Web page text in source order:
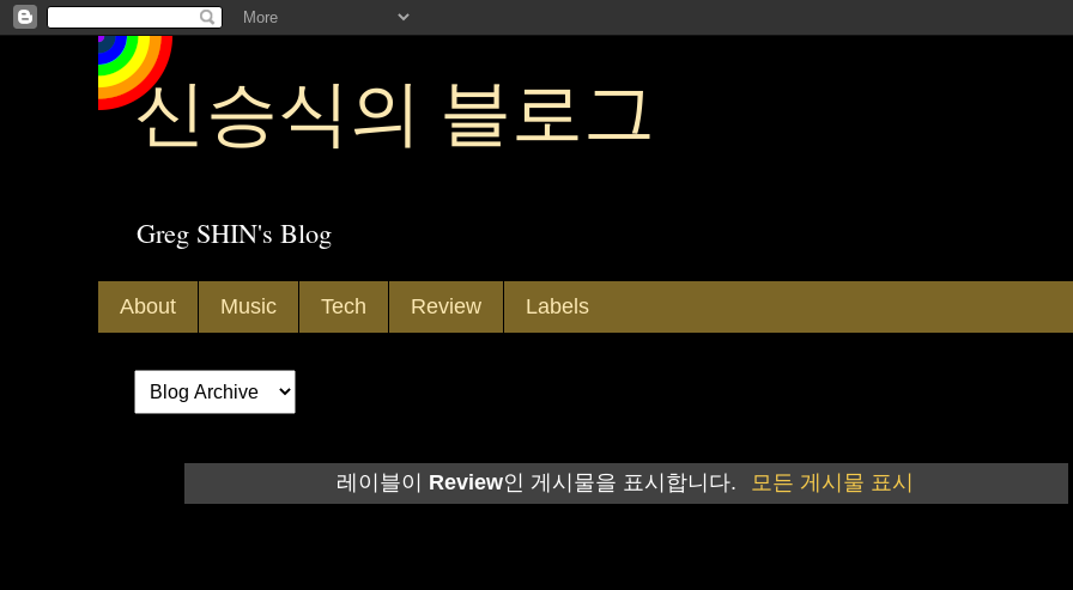
신승식의 블로그
Greg SHIN's Blog
About Music Tech Review Labels
레이블이 Review인 게시물을 표시합니다. 모든 게시물 표시